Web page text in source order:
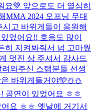
요💚 앞으로도 더 열심히
MMA 2024 오프닝 무대
고 바위게들이 응원해
었어요!! 호응도 많이
히 지켜봐줘서 넘 고마웠
멋진 상 주셔서 감사드
와주신 스탭분들 선생
바위게들거야🩵☃️⛄️
공연이 있었어요 ㅎㅎ
요 ㅎㅎ 옛날에 거기서